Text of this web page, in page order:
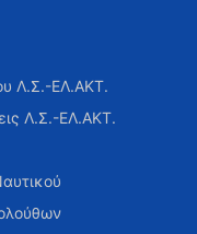
Λ.Σ.-ΕΛ.ΑΚΤ.
Λ.Σ.-ΕΛ.ΑΚΤ.